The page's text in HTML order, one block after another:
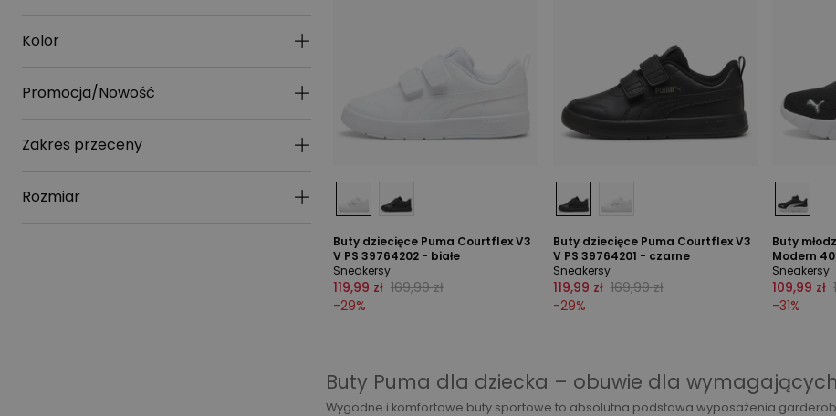
Kolor
Promocja/Nowość
Zakres przeceny
Rozmiar
Buty dziecięce Puma Courtflex V3
V PS 39764202 - białe
Sneakersy
119,99 zł 169,99 zł
-29%
Buty dziecięce Puma Courtflex V3
V PS 39764201 - czarne
Sneakersy
119,99 zł 169,99 zł
-29%
Buty
Modern
Sneakersy
109,99 zł
-31%
Buty Puma dla dziecka – obuwie dla wymagających
Wygodne i komfortowe buty sportowe to absolutna podstawa wyposażenia